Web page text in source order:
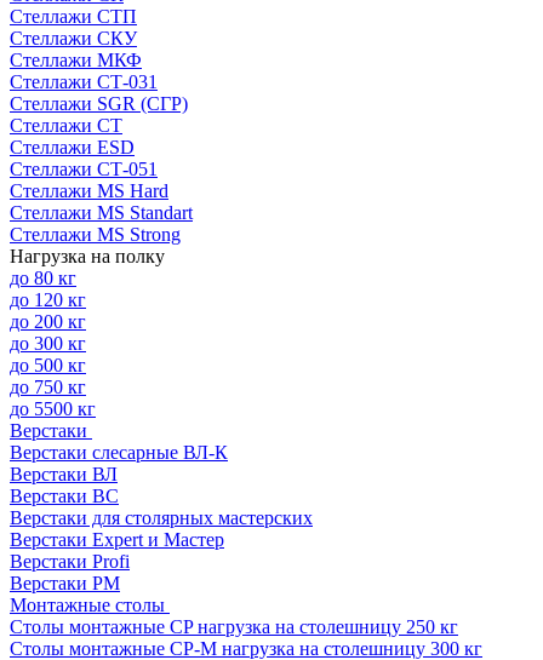
Стеллажи СТП
Стеллажи СКУ
Стеллажи МКФ
Стеллажи СТ-031
Стеллажи SGR (СГР)
Стеллажи СТ
Стеллажи ESD
Стеллажи СТ-051
Стеллажи MS Hard
Стеллажи MS Standart
Стеллажи MS Strong
Нагрузка на полку
до 80 кг
до 120 кг
до 200 кг
до 300 кг
до 500 кг
до 750 кг
до 5500 кг
Верстаки
Верстаки слесарные ВЛ-К
Верстаки ВЛ
Верстаки ВС
Верстаки для столярных мастерских
Верстаки Expert и Мастер
Верстаки Profi
Верстаки РМ
Монтажные столы
Столы монтажные СP нагрузка на столешницу 250 кг
Столы монтажные СР-М нагрузка на столешницу 300 кг